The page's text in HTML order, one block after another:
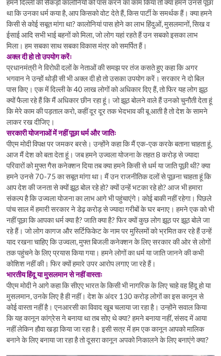
हमने दिल्ली की सैकड़ों कालोनियों को पास करने का काम किया तो क्या हमने उनसे पूछा
था कि उनका धर्म कया है, आप किसको वोट देते हैं, किस पार्टी के समर्थक हैं। क्या हमने
किसी से कोई सबूत मांगा था? कालोनियां पास होने का लाभ हिंदुओं, मुसलमानों, सिख व
ईसाई आदि सभी भाई बहनों को मिला, जो लोग यहां रहते हैं उन सबको इसका लाभ
मिला। हम सबका साथ सबका विकास मंत्र को समर्पित हैं।
अक्ल दी हो तो उपयोग करेंः
प्रधानमंत्री ने विरोधी दलों के नेताओं की समझ पर तंज कसते हुए कहा कि अगर
भगवान ने उन्हों थोड़ी सी भी अक्ल दी हो तो उसका उपयोग करें। सरकार ने दो बिल
पास किए। एक में दिल्ली के 40 लाख लोगों को अधिकार दिए हैं, तो फिर यह लोग झूठ
क्यों फैला रहे हैं कि मैं अधिकार छीन रहा हूं। जो झूठ बोलने वाले हैं उनको चुनौती देता हूं
कि मेरे काम की पड़ताल करो, कहीं दूर दूर तक भेदभाव की बू आती है तो देश के सामने
लाकर रख दीजिए।
सरकारी योजनाओं में नहीं पूछा धर्म और जातिः
पीएम मोदी विपक्ष पर जमकर बरसे। उन्होंने कहा कि मैं एक-एक करके बताना चाहता हूं,
आज मैं देश को बता देता हूं। जब हमने उज्वला योजना के तहत 8 करोड़ से ज्यादा
परिवारों को मुफ्त गैस कनेक्शन दिया तब क्या हमने किसी से धर्म या जाति पूछी थी? क्या
हमने उनसे 70-75 का सबूत मांगा था। मैं उन राजनीतिक दलों से पूछना चाहता हूं कि
आप देश की जनता से क्यों झूठ बोल रहे हो? क्यों उन्हें भटका रहे हो? आज भी हमारा
संकल्प है कि उज्वला योजना का लाभ आगे भी पहुंचाएंगे। कोई बाकी नहीं रहेगा। पिछले
पांच साल में हमारी सरकार ने डेढ़ करोड़ से ज्यादा गरीबों के घर बनाए। हमने एक को भी
नहीं पूछा कि आपका धर्म क्या है? जाति क्या है? फिर क्यों कुछ लोग झूठ पर झूठ बोले जा
रहे हैं। जो लोग कागज और सर्टिफिकेट के नाम पर मुस्लिमों को भ्रमित कर रहे हैं उन्हें
याद रखना चाहिए कि उज्वला, मुफ्त बिजली कनेक्शन के लिए सरकार की ओर से लोगों
तक पहुंचने के लिए प्रयास किया गया। हमने लोगों का धर्म या जाति जानने की कभी
कोशिश नहीं की। फिर क्यों हमारे उपर आरोप लगाए जा रहे हैं।
भारतीय हिंदू या मुसलमान से नहीं वास्ताः
पीएम मोदी ने आगे कहा कि सीएए भारत के किसी भी नागरिक के लिए चाहे वह हिंदू हो या
मुसलमान, उनके लिए है ही नहीं। देश के अंदर 130 करोड़ लोगों का इस कानून से
कोई वास्ता नहीं है। एनआरसी का विवाद खूब चलाया जा रहा है। उन्होंने सवाल किया
कि यह कानून कांग्रेस ने बनाया था तब सोए थे क्या? हमने बनाया नहीं, संसद में आया
नहीं लेकिन हौवा खड़ा किया जा रहा है। इसी सत्र में हम एक कानून आपको मालिक
बनाने के लिए बनाया जा रहा है तो दूसरा कानून अपको निकालने के लिए बनाएंगे क्या?